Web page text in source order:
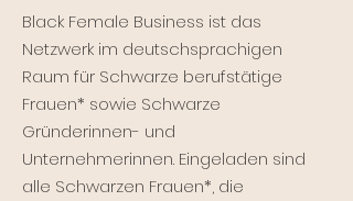
Black Female Business ist das
Netzwerk im deutschsprachigen
Raum für Schwarze berufstätige
Frauen* sowie Schwarze
Gründerinnen- und
Unternehmerinnen. Eingeladen sind
alle Schwarzen Frauen*, die